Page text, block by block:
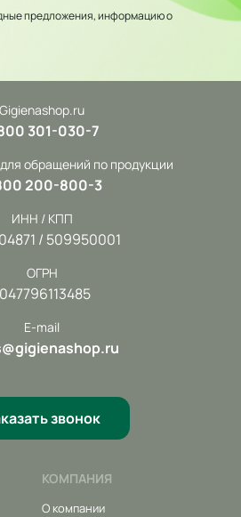
предложения, информацию о
Gigienashop.ru
301-030-7
обращений по продукции
200-800-3
ИНН / КПП
/ 509950001
ОГРН
E-mail
звонок
КОМПАНИЯ
О компании